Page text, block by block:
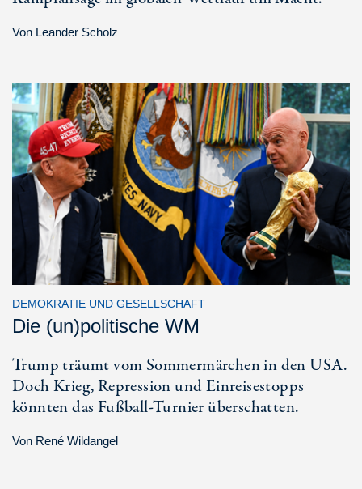
Von Leander Scholz
DEMOKRATIE UND GESELLSCHAFT
Die (un)politische WM
Trump träumt vom Sommermärchen in den USA.
Doch Krieg, Repression und Einreisestopps
könnten das Fußball-Turnier überschatten.
Von René Wildangel